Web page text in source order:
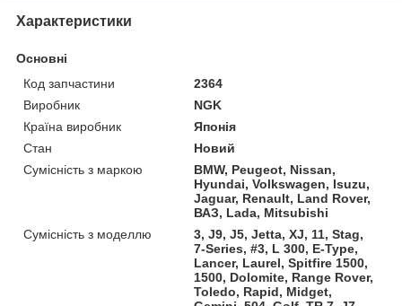
Характеристики
Основні
Код запчастини
2364
Виробник
NGK
Країна виробник
Японія
Стан
Новий
Сумісність з маркою
BMW, Peugeot, Nissan,
Hyundai, Volkswagen, Isuzu,
Jaguar, Renault, Land Rover,
ВАЗ, Lada, Mitsubishi
Сумісність з моделлю
3, J9, J5, Jetta, XJ, 11, Stag,
7-Series, #3, L 300, E-Type,
Lancer, Laurel, Spitfire 1500,
1500, Dolomite, Range Rover,
Toledo, Rapid, Midget,